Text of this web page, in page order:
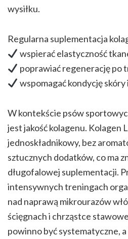
wysiłku.
Regularna suplementacja
wspierać elastyczność
poprawiać regenerację po
wspomagać kondycję skóry
W kontekście psów
jest jakość kolagenu. Kolagen
jednoskładnikowy, bez
sztucznych dodatków, co ma
długofalowej suplementacji.
intensywnych treningach
nad naprawą mikrourazów
ścięgnach i chrząstce
powinno być systematyczne, a